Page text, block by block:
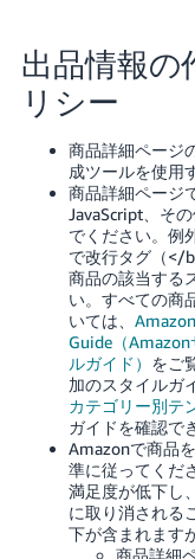
出品情報の
リシー
商品詳細ページ
成ツールを使用
商品詳細ページ
JavaScript、そ
でください。例
で改行タグ（</
商品の該当する
い。すべての商
いては、
Guide（
ルガイド） をご
加のスタイルガ
カテゴリー別テ
ガイドを確認で
Amazonで商品
準に従ってくだ
満足度が低下し
に取り消される
下が含まれます
商品詳細